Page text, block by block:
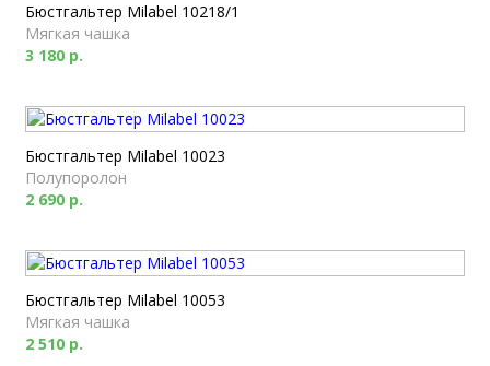
Бюстгальтер Milabel 10218/1
Мягкая чашка
3 180 р.
Бюстгальтер Milabel 10023
Полупоролон
2 690 р.
Бюстгальтер Milabel 10053
Мягкая чашка
2 510 р.